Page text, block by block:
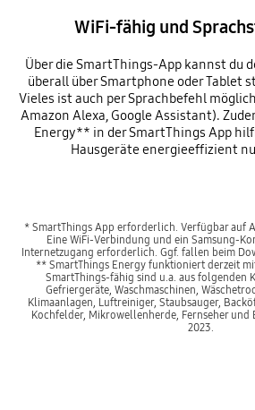
WiFi-fähig und
Über die SmartThings-App kannst du
überall über Smartphone oder Tablet
Vieles ist auch per Sprachbefehl
Amazon Alexa, Google Assistant).
Energy** in der SmartThings App
Hausgeräte energieeffizient
* SmartThings App erforderlich. Verfügbar auf
Eine WiFi-Verbindung und ein Samsung-
Internetzugang erforderlich. Ggf. fallen beim
** SmartThings Energy funktioniert derzeit
SmartThings-fähig sind u.a. aus folgenden
Gefriergeräte, Waschmaschinen,
Klimaanlagen, Luftreiniger, Staubsauger,
Kochfelder, Mikrowellenherde, Fernseher und
2023.